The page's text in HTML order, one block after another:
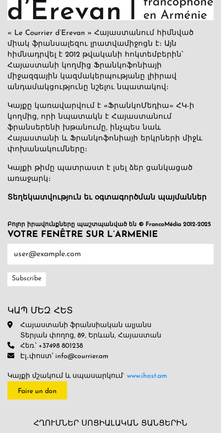
« Le Courrier d’Erevan » Հայաստանում հիմնված
միակ ֆրանսալեզու լրատվամիջոցն է։ Այն
հիմնադրվել է 2012 թվականի հոկտեմբերին՝
Հայաստանի կողմից Ֆրանկոֆոնիայի
միջազգային կազմակերպությանը լիիրավ
անդամակցությունը նշելու նպատակով։
Կայքը կառավարվում է «ՖրանկոՄեդիա» ՀԿ-ի
կողմից, որի նպատակն է Հայաստանում
ֆրանսերենի խթանումը, ինչպես նաև
Հայաստանի և Ֆրանկոֆոնիայի երկրների միջև
փոխանակումները։
Կայքի թիմը պատրաստ է լսել ձեր ցանկացած
առաջարկ։
Տեղեկատվություն եւ օգտագործման պայմաններ
Բոլոր իրավունքները պաշտպանված են © FrancoMédia 2012-2025
VOTRE FENÊTRE SUR L’ARMENIE
ԿԱՊ ՄԵԶ ՀԵՏ
Հայաստանի ֆրանսիական ալյանս
Տերյան փողոց, 89, Երևան, Հայաստան
Հեռ.՝ +37498 801238
Էլ․փոստ՝ info@courrier.am
Կայքի մշակում և սպասարկում` www.ihost.am
Faire un don
ՀՂՈՒՄՆԵՐ ՍՈՑԻԱԼԱԿԱՆ ՑԱՆՑԵՐԻՆ